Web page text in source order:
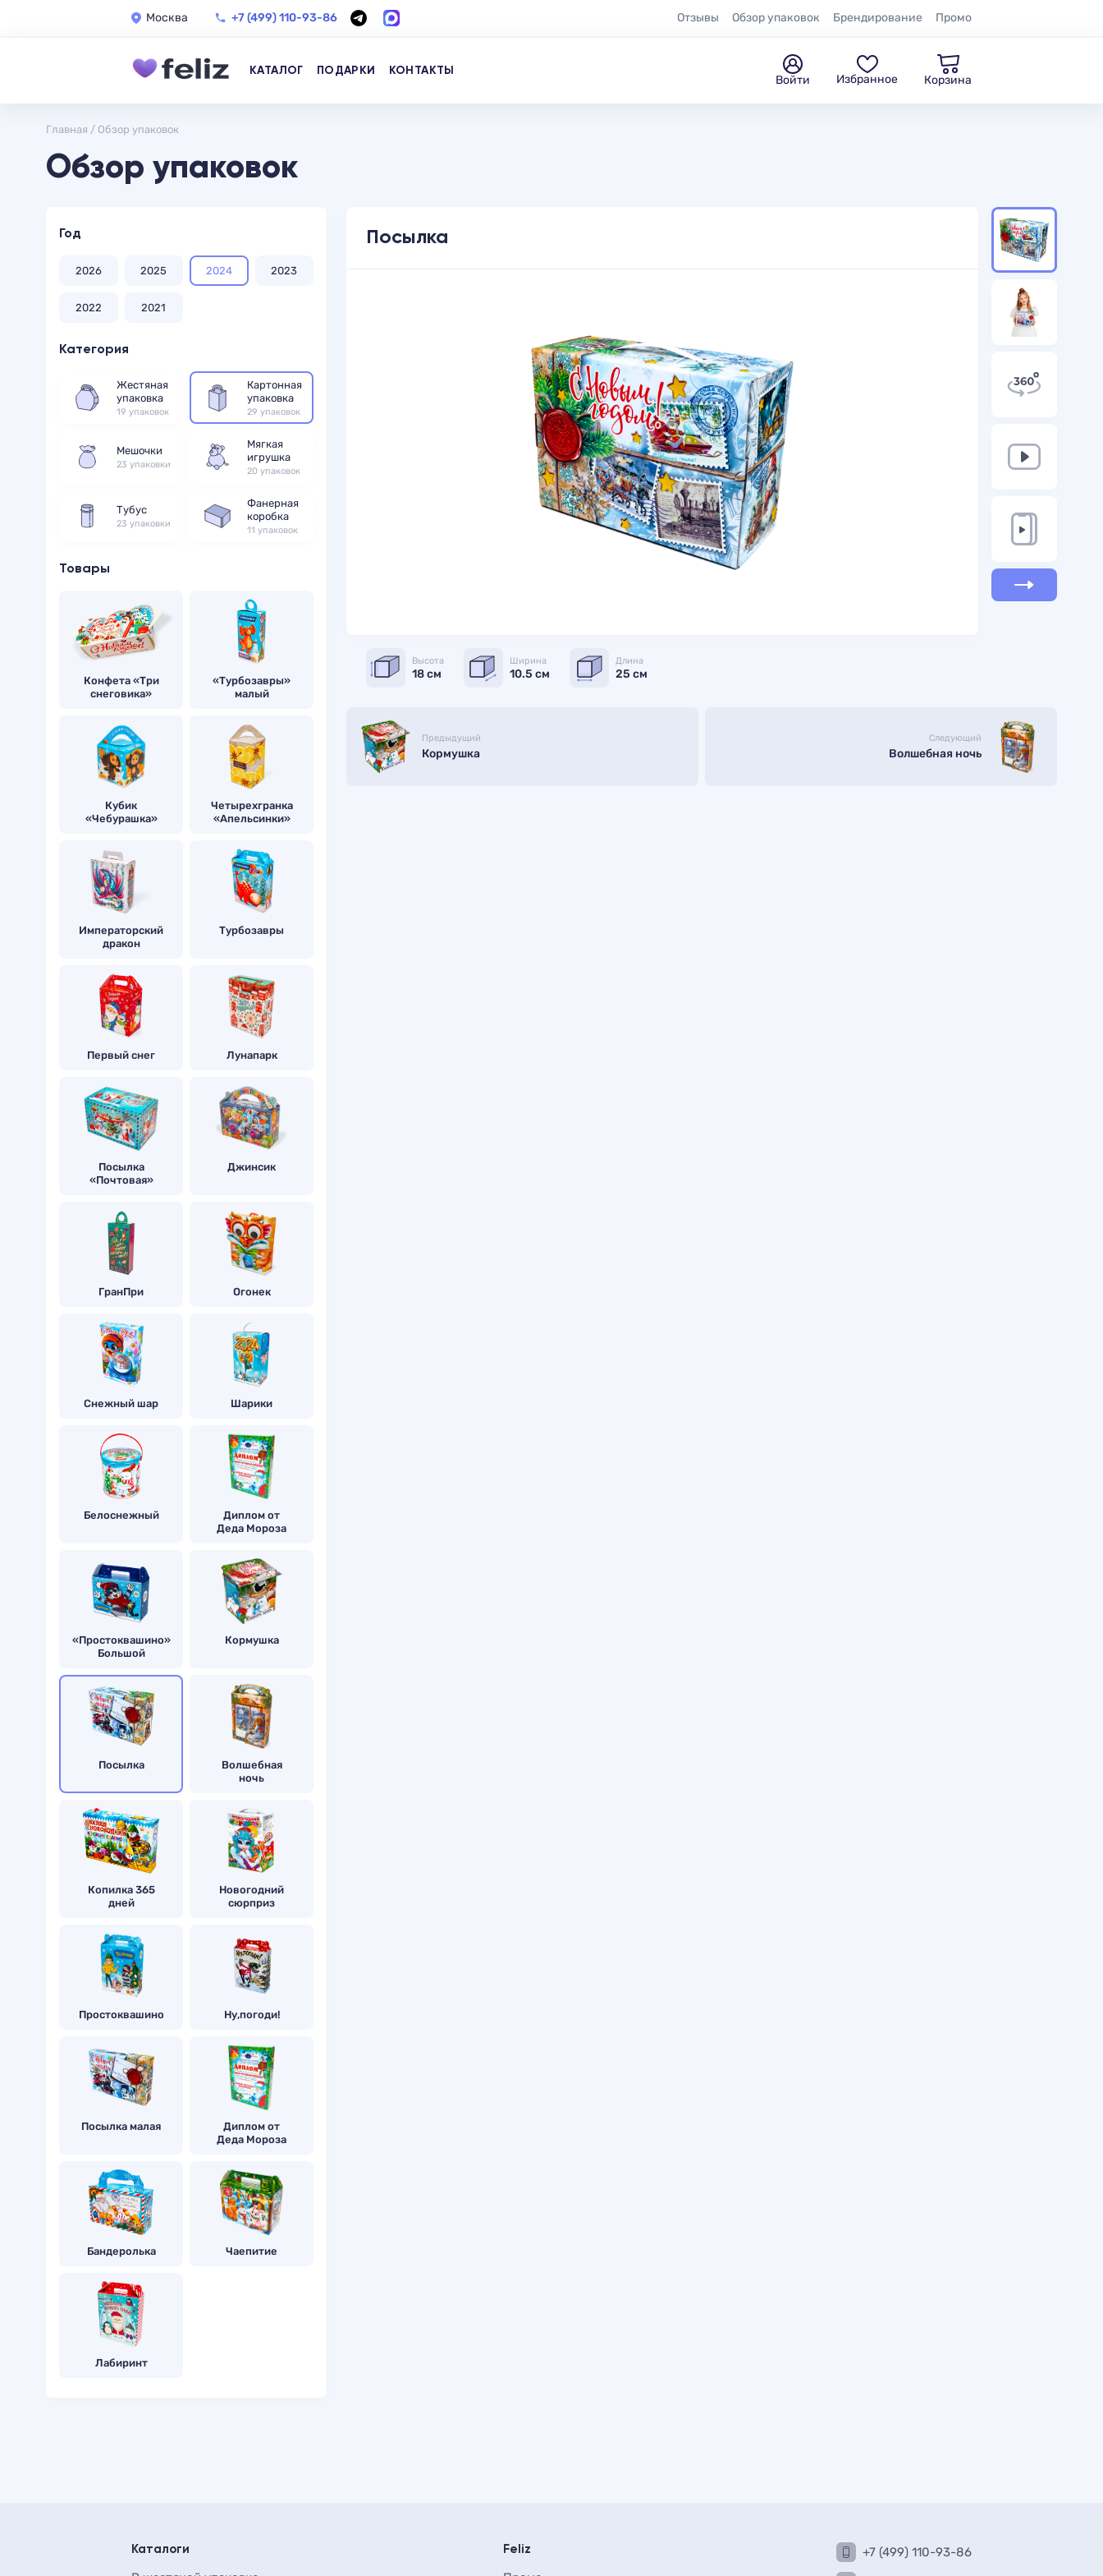
Москва +7 (499) 110-93-86 Отзывы Обзор упаковок Брендирование Промо
КАТАЛОГ ПОДАРКИ КОНТАКТЫ
Войти Избранное Корзина
Главная / Обзор упаковок
Обзор упаковок
Год
2026 2025 2024 2023
2022 2021
Категория
Жестяная
упаковка
19 упаковок
Картонная
упаковка
29 упаковок
Мешочки
23 упаковки
Мягкая
игрушка
20 упаковок
Тубус
23 упаковки
Фанерная
коробка
11 упаковок
Товары
Конфета «Три
снеговика»
«Турбозавры»
малый
Кубик
«Чебурашка»
Четырехгранка
«Апельсинки»
Императорский
дракон
Турбозавры
Первый снег Лунапарк
Посылка
«Почтовая»
Джинсик
ГранПри Огонек
Снежный шар Шарики
Белоснежный
Диплом от
Деда Мороза
«Простоквашино»
Большой
Кормушка
Посылка
Волшебная
ночь
Копилка 365
дней
Новогодний
сюрприз
Простоквашино Ну,погоди!
Посылка малая
Диплом от
Деда Мороза
Бандеролька Чаепитие
Лабиринт
Посылка
Высота
18 см
Ширина
10.5 см
Длина
25 см
Предыдущий
Кормушка
Следующий
Волшебная ночь
Каталоги Feliz
+7 (499) 110-93-86